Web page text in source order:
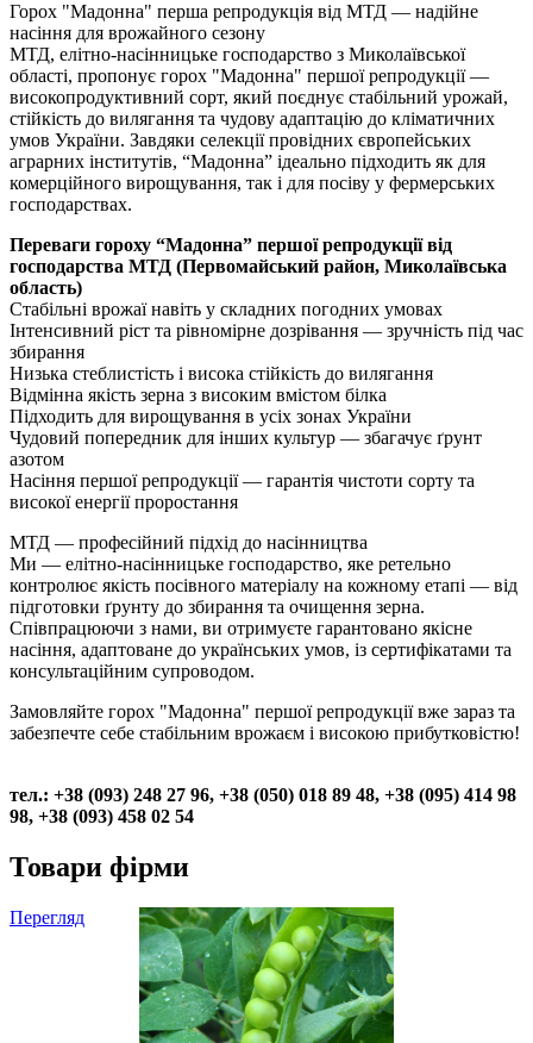
Горох "Мадонна" перша репродукція від МТД — надійне
насіння для врожайного сезону
МТД, елітно-насінницьке господарство з Миколаївської
області, пропонує горох "Мадонна" першої репродукції —
високопродуктивний сорт, який поєднує стабільний урожай,
стійкість до вилягання та чудову адаптацію до кліматичних
умов України. Завдяки селекції провідних європейських
аграрних інститутів, “Мадонна” ідеально підходить як для
комерційного вирощування, так і для посіву у фермерських
господарствах.
Переваги гороху “Мадонна” першої репродукції від
господарства МТД (Первомайський район, Миколаївська
область)
Стабільні врожаї навіть у складних погодних умовах
Інтенсивний ріст та рівномірне дозрівання — зручність під час
збирання
Низька стеблистість і висока стійкість до вилягання
Відмінна якість зерна з високим вмістом білка
Підходить для вирощування в усіх зонах України
Чудовий попередник для інших культур — збагачує ґрунт
азотом
Насіння першої репродукції — гарантія чистоти сорту та
високої енергії проростання
МТД — професійний підхід до насінництва
Ми — елітно-насінницьке господарство, яке ретельно
контролює якість посівного матеріалу на кожному етапі — від
підготовки ґрунту до збирання та очищення зерна.
Співпрацюючи з нами, ви отримуєте гарантовано якісне
насіння, адаптоване до українських умов, із сертифікатами та
консультаційним супроводом.
Замовляйте горох "Мадонна" першої репродукції вже зараз та
забезпечте себе стабільним врожаєм і високою прибутковістю!
тел.: +38 (093) 248 27 96, +38 (050) 018 89 48, +38 (095) 414 98
98, +38 (093) 458 02 54
Товари фірми
Перегляд